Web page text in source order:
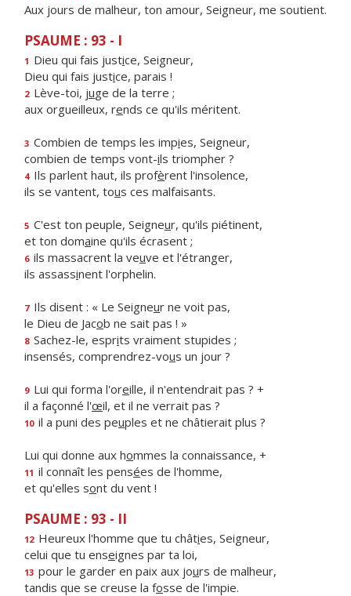
Aux jours de malheur, ton amour, Seigneur, me soutient.
PSAUME : 93 - I
1 Dieu qui fais justice, Seigneur,
Dieu qui fais justice, parais !
2 Lève-toi, juge de la terre ;
aux orgueilleux, rends ce qu'ils méritent.
3 Combien de temps les impies, Seigneur,
combien de temps vont-ils triompher ?
4 Ils parlent haut, ils profèrent l'insolence,
ils se vantent, tous ces malfaisants.
5 C'est ton peuple, Seigneur, qu'ils piétinent,
et ton domaine qu'ils écrasent ;
6 ils massacrent la veuve et l'étranger,
ils assassinent l'orphelin.
7 Ils disent : « Le Seigneur ne voit pas,
le Dieu de Jacob ne sait pas ! »
8 Sachez-le, esprits vraiment stupides ;
insensés, comprendrez-vous un jour ?
9 Lui qui forma l'oreille, il n'entendrait pas ? +
il a façonné l'œil, et il ne verrait pas ?
10 il a puni des peuples et ne châtierait plus ?
Lui qui donne aux hommes la connaissance, +
11 il connaît les pensées de l'homme,
et qu'elles sont du vent !
PSAUME : 93 - II
12 Heureux l'homme que tu châties, Seigneur,
celui que tu enseignes par ta loi,
13 pour le garder en paix aux jours de malheur,
tandis que se creuse la fosse de l'impie.